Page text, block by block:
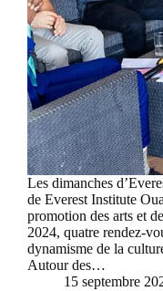
Les dimanches
de Everest Institute
promotion des arts et
2024, quatre rendez-
dynamisme de la
Autour des…
15 septembre